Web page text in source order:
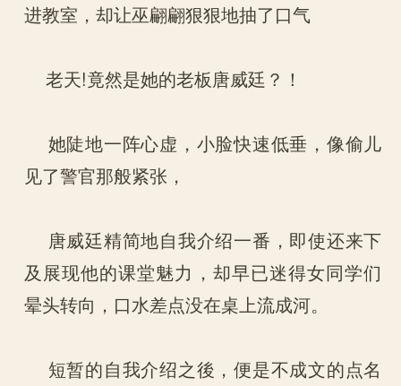
进教室，却让巫翩翩狠狠地抽了口气
老天!竟然是她的老板唐威廷？！
她陡地一阵心虚，小脸快速低垂，像偷儿
见了警官那般紧张，
唐威廷精简地自我介绍一番，即使还来下
及展现他的课堂魅力，却早已迷得女同学们
晕头转向，口水差点没在桌上流成河。
短暂的自我介绍之後，便是不成文的点名